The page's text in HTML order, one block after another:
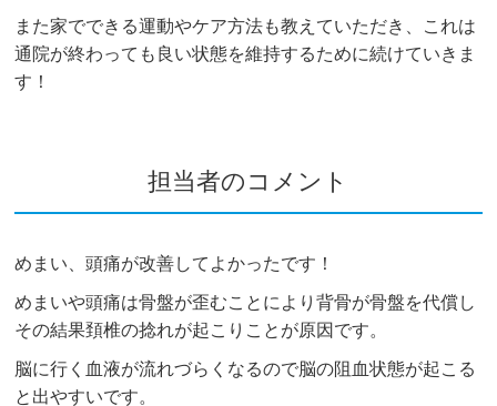
また家でできる運動やケア方法も教えていただき、これは
通院が終わっても良い状態を維持するために続けていきま
す！
担当者のコメント
めまい、頭痛が改善してよかったです！
めまいや頭痛は骨盤が歪むことにより背骨が骨盤を代償し
その結果頚椎の捻れが起こりことが原因です。
脳に行く血液が流れづらくなるので脳の阻血状態が起こる
と出やすいです。